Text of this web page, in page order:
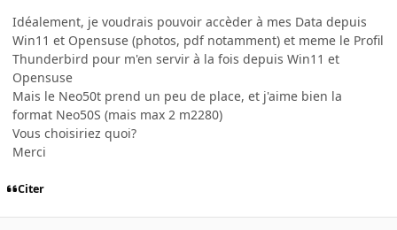
Idéalement, je voudrais pouvoir accèder à mes Data depuis
Win11 et Opensuse (photos, pdf notamment) et meme le Profil
Thunderbird pour m'en servir à la fois depuis Win11 et
Opensuse
Mais le Neo50t prend un peu de place, et j'aime bien la
format Neo50S (mais max 2 m2280)
Vous choisiriez quoi?
Merci
Citer